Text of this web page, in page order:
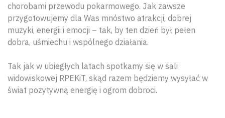
chorobami przewodu pokarmowego. Jak zawsze
przygotowujemy dla Was mnóstwo atrakcji, dobrej
muzyki, energii i emocji – tak, by ten dzień był pełen
dobra, uśmiechu i wspólnego działania.
Tak jak w ubiegłych latach spotkamy się w sali
widowiskowej RPEKiT, skąd razem będziemy wysyłać w
świat pozytywną energię i ogrom dobroci.